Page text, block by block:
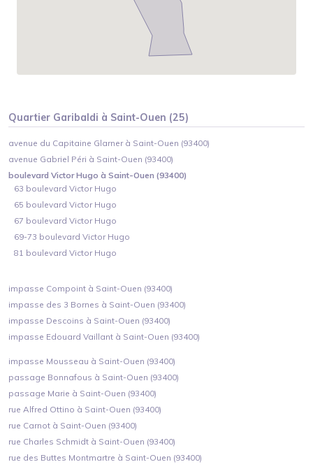
Quartier Garibaldi à Saint-Ouen (25)
avenue du Capitaine Glarner à Saint-Ouen (93400)
avenue Gabriel Péri à Saint-Ouen (93400)
boulevard Victor Hugo à Saint-Ouen (93400)
63 boulevard Victor Hugo
65 boulevard Victor Hugo
67 boulevard Victor Hugo
69-73 boulevard Victor Hugo
81 boulevard Victor Hugo
impasse Compoint à Saint-Ouen (93400)
impasse des 3 Bornes à Saint-Ouen (93400)
impasse Descoins à Saint-Ouen (93400)
impasse Edouard Vaillant à Saint-Ouen (93400)
impasse Mousseau à Saint-Ouen (93400)
passage Bonnafous à Saint-Ouen (93400)
passage Marie à Saint-Ouen (93400)
rue Alfred Ottino à Saint-Ouen (93400)
rue Carnot à Saint-Ouen (93400)
rue Charles Schmidt à Saint-Ouen (93400)
rue des Buttes Montmartre à Saint-Ouen (93400)